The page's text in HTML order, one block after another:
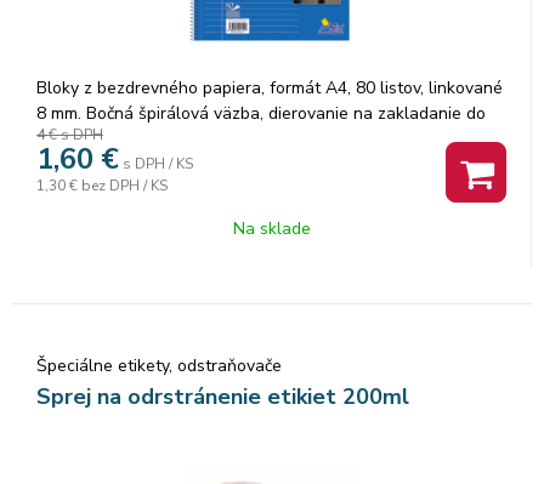
Bloky z bezdrevného papiera, formát A4, 80 listov, linkované
8 mm. Bočná špirálová väzba, dierovanie na zakladanie do
karisblokov, jednotlivé ...
4 €s DPH
1,60 € s DPH / KS
1,30 € bez DPH / KS
Na sklade
Špeciálne etikety, odstraňovače
Sprej na odrstránenie etikiet 200ml